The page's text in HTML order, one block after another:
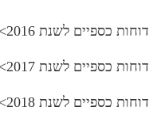
דוחות כספיים לשנת 2016>>
דוחות כספיים לשנת 2017>>
דוחות כספיים לשנת 2018>>